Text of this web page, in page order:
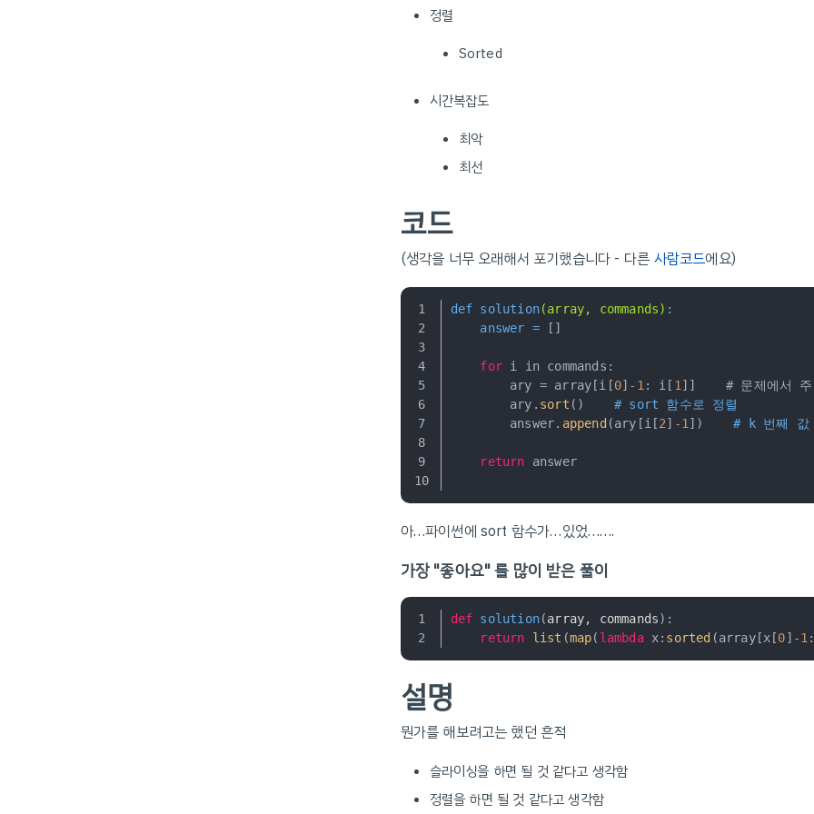
정렬
Sorted
시간복잡도
최악
최선
코드
(생각을 너무 오래해서 포기했습니다 - 다른 사람코드에요)
def solution(array, commands) :
    answer =
[]
for i in commands:
        ary = array[i[
0] -1 : i[ 1 ]]    # 문제에서 주
        ary.
sort () # sort 함수로 정렬
        answer.
append (ary[i[2] -1 ]) # k 번째 값
return answer
아…파이썬에 sort 함수가…있었…….
가장 "좋아요" 를 많이 받은 풀이
def solution(array, commands):
return
list (map( lambda x: sorted (array[x[0]-1
설명
뭔가를 해보려고는 했던 흔적
슬라이싱을 하면 될 것 같다고 생각함
정렬을 하면 될 것 같다고 생각함